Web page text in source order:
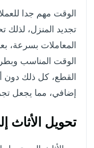
الوقت مهم جدا
تجديد المنزل،
المعاملات بسرعة،
الوقت المناسب
القطع، كل ذلك دون
إضافي، مما يجعل
تحويل الأثاث